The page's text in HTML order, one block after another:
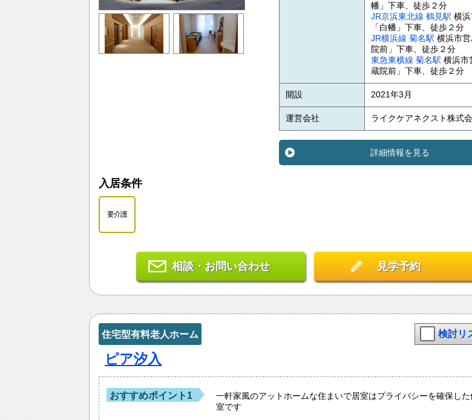
幡」下車、徒歩２分
JR京浜東北線 鶴見駅 横
「白幡」下車、徒歩２分
JR横浜線 菊名駅 横浜市
院前」下車、徒歩２分
東急東横線 菊名駅 横浜市
蔵院前」下車、徒歩２分
開設 2021年3月
運営会社 ライクケアネクスト株式
詳細情報を見る
入居条件
要介護
相談・お問い合わせ 見学予約
住宅型有料老人ホーム 検討リ
ピア汐入
おすすめポイント1
一軒家風のアットホームな住まいで居室はプライバシーを確保した
室です